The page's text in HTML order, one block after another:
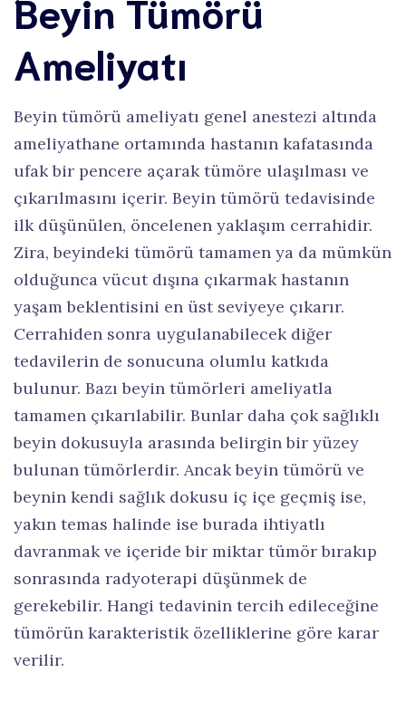
Beyin Tümörü
Ameliyatı
Beyin tümörü ameliyatı genel anestezi altında
ameliyathane ortamında hastanın kafatasında
ufak bir pencere açarak tümöre ulaşılması ve
çıkarılmasını içerir. Beyin tümörü tedavisinde
ilk düşünülen, öncelenen yaklaşım cerrahidir.
Zira, beyindeki tümörü tamamen ya da mümkün
olduğunca vücut dışına çıkarmak hastanın
yaşam beklentisini en üst seviyeye çıkarır.
Cerrahiden sonra uygulanabilecek diğer
tedavilerin de sonucuna olumlu katkıda
bulunur. Bazı beyin tümörleri ameliyatla
tamamen çıkarılabilir. Bunlar daha çok sağlıklı
beyin dokusuyla arasında belirgin bir yüzey
bulunan tümörlerdir. Ancak beyin tümörü ve
beynin kendi sağlık dokusu iç içe geçmiş ise,
yakın temas halinde ise burada ihtiyatlı
davranmak ve içeride bir miktar tümör bırakıp
sonrasında radyoterapi düşünmek de
gerekebilir. Hangi tedavinin tercih edileceğine
tümörün karakteristik özelliklerine göre karar
verilir.